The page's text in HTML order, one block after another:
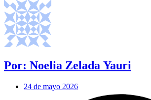
Por: Noelia Zelada Yauri
24 de mayo 2026